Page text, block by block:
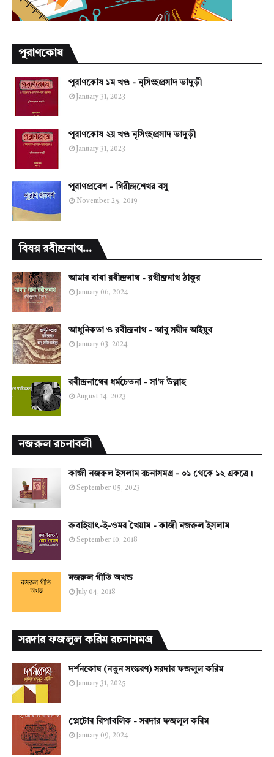
পুরাণকোষ
পুরাণকোষ ১ম খণ্ড - নৃসিংহপ্রসাদ ভাদুড়ী
January 31, 2023
পুরাণকোষ ২য় খণ্ড নৃসিংহপ্রসাদ ভাদুড়ী
January 31, 2023
পুরাণপ্রবেশ - গিরীন্দ্রশেখর বসু
November 25, 2019
বিষয় রবীন্দ্রনাথ...
আমার বাবা রবীন্দ্রনাথ - রথীন্দ্রনাথ ঠাকুর
January 06, 2024
আধুনিকতা ও রবীন্দ্রনাথ - আবু সয়ীদ আইয়ুব
January 03, 2024
রবীন্দ্রনাথের ধর্মচেতনা - সা'দ উল্লাহ
August 14, 2023
নজরুল রচনাবলী
কাজী নজরুল ইসলাম রচনাসমগ্র - ০১ থেকে ১২ একত্রে।
September 05, 2023
রুবাইয়াৎ-ই-ওমর খৈয়াম - কাজী নজরুল ইসলাম
September 10, 2018
নজরুল গীতি অখন্ড
July 04, 2018
সরদার ফজলুল করিম রচনাসমগ্র
দর্শনকোষ (নতুন সংস্করণ) সরদার ফজলুল করিম
January 31, 2025
প্লেটোর রিপাবলিক - সরদার ফজলুল করিম
January 09, 2024